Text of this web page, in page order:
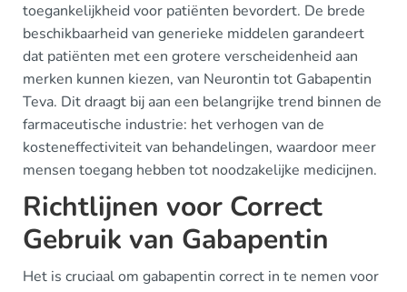
toegankelijkheid voor patiënten bevordert. De brede
beschikbaarheid van generieke middelen garandeert
dat patiënten met een grotere verscheidenheid aan
merken kunnen kiezen, van Neurontin tot Gabapentin
Teva. Dit draagt bij aan een belangrijke trend binnen de
farmaceutische industrie: het verhogen van de
kosteneffectiviteit van behandelingen, waardoor meer
mensen toegang hebben tot noodzakelijke medicijnen.
Richtlijnen voor Correct
Gebruik van Gabapentin
Het is cruciaal om gabapentin correct in te nemen voor